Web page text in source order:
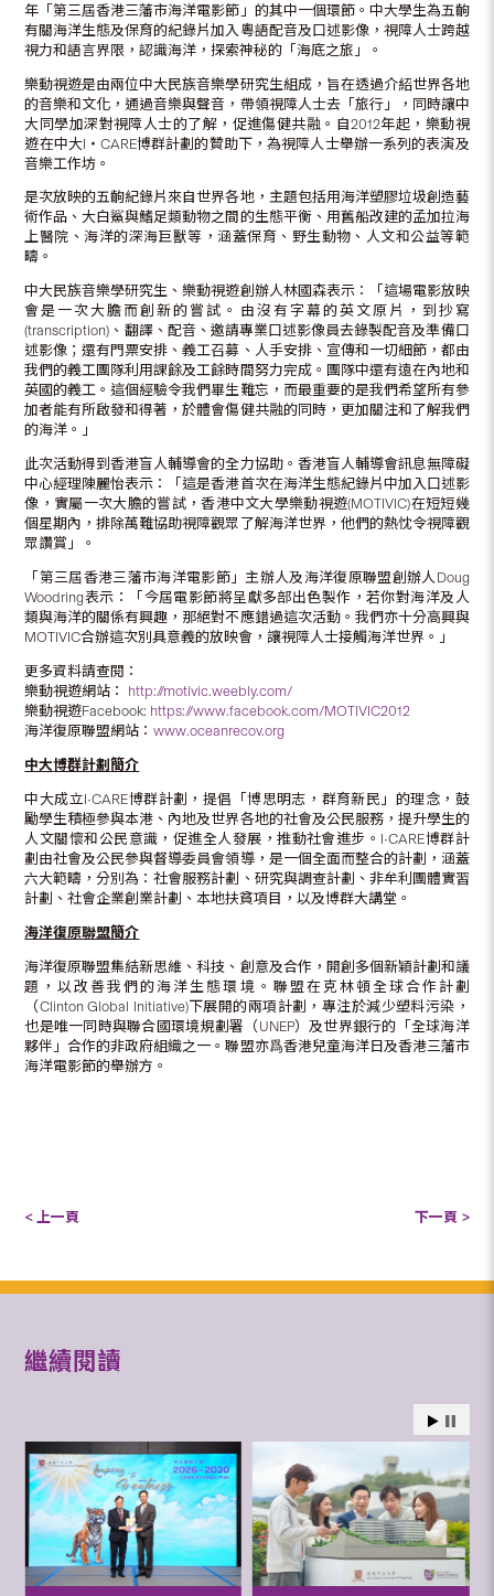
年「第三屆香港三藩市海洋電影節」的其中一個環節。中大學生為五齣
有關海洋生態及保育的紀錄片加入粵語配音及口述影像，視障人士跨越
視力和語言界限，認識海洋，探索神秘的「海底之旅」。
樂動視遊是由兩位中大民族音樂學研究生組成，旨在透過介紹世界各地
的音樂和文化，通過音樂與聲音，帶領視障人士去「旅行」，同時讓中
大同學加深對視障人士的了解，促進傷健共融。自2012年起，樂動視
遊在中大I‧CARE博群計劃的贊助下，為視障人士舉辦一系列的表演及
音樂工作坊。
是次放映的五齣紀錄片來自世界各地，主題包括用海洋塑膠垃圾創造藝
術作品、大白鯊與鰭足類動物之間的生態平衡、用舊船改建的孟加拉海
上醫院、海洋的深海巨獸等，涵蓋保育、野生動物、人文和公益等範
疇。
中大民族音樂學研究生、樂動視遊創辦人林國森表示：「這場電影放映
會是一次大膽而創新的嘗試。由沒有字幕的英文原片，到抄寫
(transcription)、翻譯、配音、邀請專業口述影像員去錄製配音及準備口
述影像；還有門票安排、義工召募、人手安排、宣傳和一切細節，都由
我們的義工團隊利用課餘及工餘時間努力完成。團隊中還有遠在內地和
英國的義工。這個經驗令我們畢生難忘，而最重要的是我們希望所有參
加者能有所啟發和得著，於體會傷健共融的同時，更加關注和了解我們
的海洋。」
此次活動得到香港盲人輔導會的全力協助。香港盲人輔導會訊息無障礙
中心經理陳麗怡表示：「這是香港首次在海洋生態紀錄片中加入口述影
像，實屬一次大膽的嘗試，香港中文大學樂動視遊(MOTIVIC)在短短幾
個星期內，排除萬難協助視障觀眾了解海洋世界，他們的熱忱令視障觀
眾讚賞」。
「第三屆香港三藩市海洋電影節」主辦人及海洋復原聯盟創辦人Doug
Woodring表示：「今屆電影節將呈獻多部出色製作，若你對海洋及人
類與海洋的關係有興趣，那絕對不應錯過這次活動。我們亦十分高興與
MOTIVIC合辦這次別具意義的放映會，讓視障人士接觸海洋世界。」
更多資料請查閱：
樂動視遊網站： http://motivic.weebly.com/
樂動視遊Facebook: https://www.facebook.com/MOTIVIC2012
海洋復原聯盟網站：www.oceanrecov.org
中大博群計劃簡介
中大成立I•CARE博群計劃，提倡「博思明志，群育新民」的理念，鼓
勵學生積極參與本港、內地及世界各地的社會及公民服務，提升學生的
人文關懷和公民意識，促進全人發展，推動社會進步。I•CARE博群計
劃由社會及公民參與督導委員會領導，是一個全面而整合的計劃，涵蓋
六大範疇，分別為：社會服務計劃、研究與調查計劃、非牟利團體實習
計劃、社會企業創業計劃、本地扶貧項目，以及博群大講堂。
海洋復原聯盟簡介
海洋復原聯盟集結新思維、科技、創意及合作，開創多個新穎計劃和議
題，以改善我們的海洋生態環境。聯盟在克林頓全球合作計劃
（Clinton Global Initiative)下展開的兩項計劃，專注於減少塑料污染，
也是唯一同時與聯合國環境規劃署（UNEP）及世界銀行的「全球海洋
夥伴」合作的非政府組織之一。聯盟亦爲香港兒童海洋日及香港三藩市
海洋電影節的舉辦方。
< 上一頁 下一頁 >
繼續閱讀